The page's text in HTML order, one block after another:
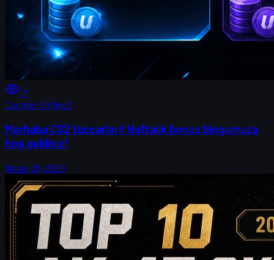
17
Counter-Strike 2
Merhaba CS2 tüccarları! Haftalık bonus blogumuza
hoş geldiniz!
Nisan 20, 2026